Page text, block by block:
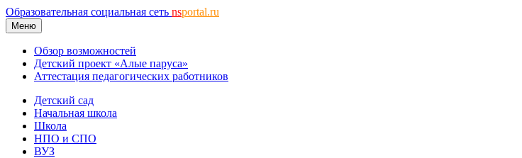
Образовательная социальная сеть nsportal.ru
Меню
Обзор возможностей
Детский проект «Алые паруса»
Аттестация педагогических работников
Детский сад
Начальная школа
Школа
НПО и СПО
ВУЗ